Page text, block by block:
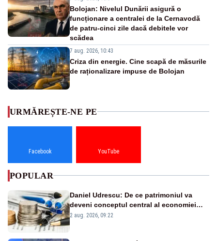
Bolojan: Nivelul Dunării asigură o
funcționare a centralei de la Cernavodă
de patru-cinci zile dacă debitele vor
scădea
7 aug. 2026, 10:43
Criza din energie. Cine scapă de măsurile
de raționalizare impuse de Bolojan
URMĂREȘTE-NE PE
Facebook YouTube
POPULAR
Daniel Udrescu: De ce patrimoniul va
deveni conceptul central al economiei
viitoare?
2 aug. 2026, 09:22